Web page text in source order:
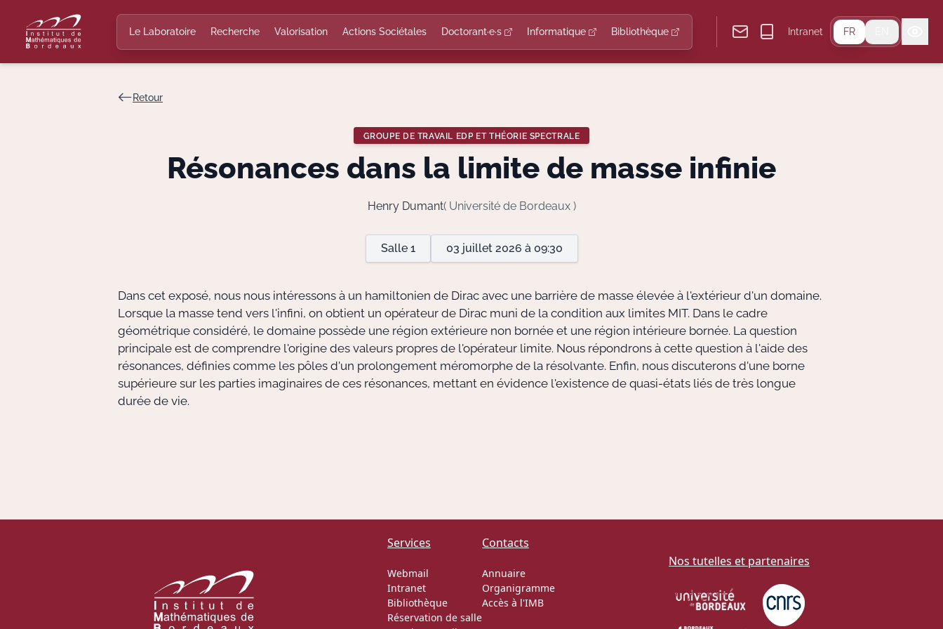
Le Laboratoire Recherche Valorisation Actions Sociétales Doctorant·e·s Informatique Bibliothèque Intranet FR
Retour
GROUPE DE TRAVAIL EDP ET THÉORIE SPECTRALE
Résonances dans la limite de masse infinie
Henry Dumant( Université de Bordeaux )
Salle 1 03 juillet 2026 à 09:30
Dans cet exposé, nous nous intéressons à un hamiltonien de Dirac avec une barrière de masse élevée à l'extérieur d'un domaine.
Lorsque la masse tend vers l'infini, on obtient un opérateur de Dirac muni de la condition aux limites MIT. Dans le cadre
géométrique considéré, le domaine possède une région extérieure non bornée et une région intérieure bornée. La question
principale est de comprendre l'origine des valeurs propres de l'opérateur limite. Nous répondrons à cette question à l'aide des
résonances, définies comme les pôles d'un prolongement méromorphe de la résolvante. Enfin, nous discuterons d'une borne
supérieure sur les parties imaginaires de ces résonances, mettant en évidence l'existence de quasi-états liés de très longue
durée de vie.
Services
Webmail
Intranet
Bibliothèque
Réservation de salle
Contacts
Annuaire
Organigramme
Accès à l'IMB
Nos tutelles et partenaires